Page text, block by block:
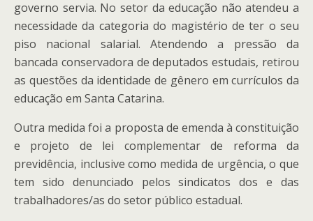
governo servia. No setor da educação não atendeu a
necessidade da categoria do magistério de ter o seu
piso nacional salarial. Atendendo a pressão da
bancada conservadora de deputados estudais, retirou
as questões da identidade de gênero em currículos da
educação em Santa Catarina.
Outra medida foi a proposta de emenda à constituição
e projeto de lei complementar de reforma da
previdência, inclusive como medida de urgência, o que
tem sido denunciado pelos sindicatos dos e das
trabalhadores/as do setor público estadual.